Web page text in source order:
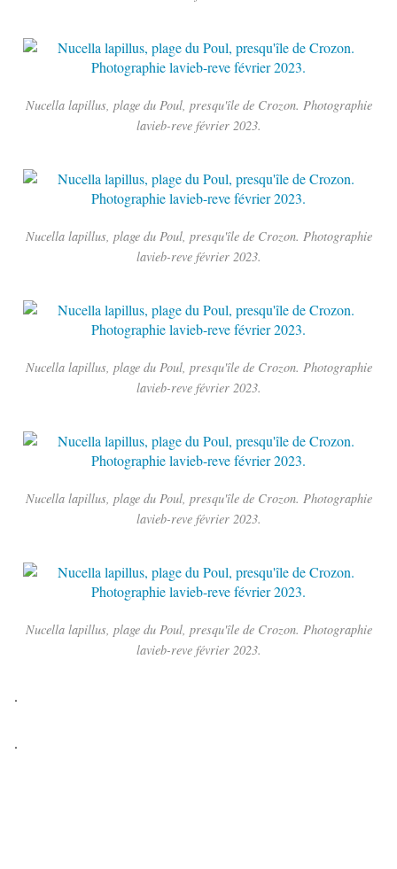
Nucella lapillus, plage du Poul, presqu'île de Crozon. Photographie
lavieb-reve février 2023.
Nucella lapillus, plage du Poul, presqu'île de Crozon. Photographie
lavieb-reve février 2023.
Nucella lapillus, plage du Poul, presqu'île de Crozon. Photographie
lavieb-reve février 2023.
Nucella lapillus, plage du Poul, presqu'île de Crozon. Photographie
lavieb-reve février 2023.
Nucella lapillus, plage du Poul, presqu'île de Crozon. Photographie
lavieb-reve février 2023.
.
.